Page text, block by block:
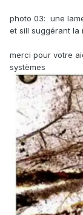
photo 03: une
et sill suggérant
merci pour votre
systèmes